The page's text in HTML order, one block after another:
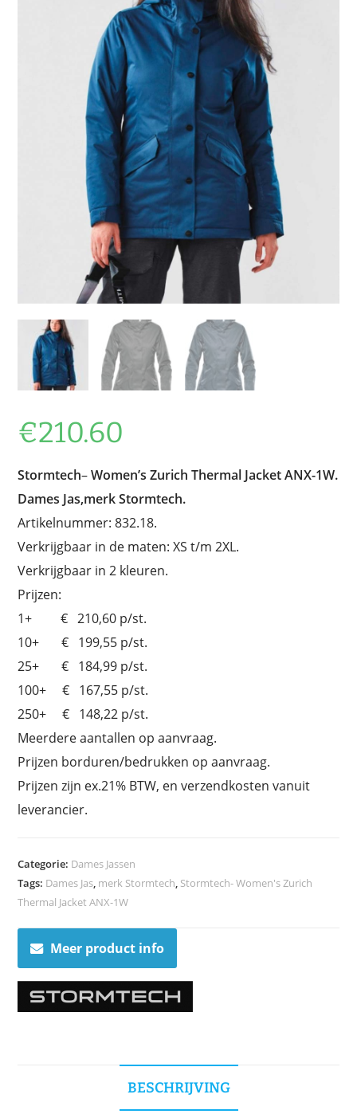
€210.60
Stormtech–Women’s Zurich Thermal Jacket ANX-1W.
Dames Jas,merk Stormtech.
Artikelnummer: 832.18.
Verkrijgbaar in de maten: XS t/m 2XL.
Verkrijgbaar in 2 kleuren.
Prijzen:
1+ € 210,60 p/st.
10+ € 199,55 p/st.
25+ € 184,99 p/st.
100+ € 167,55 p/st.
250+ € 148,22 p/st.
Meerdere aantallen op aanvraag.
Prijzen borduren/bedrukken op aanvraag.
Prijzen zijn ex.21% BTW, en verzendkosten vanuit
leverancier.
Categorie: Dames Jassen
Tags: Dames Jas, merk Stormtech, Stormtech- Women's Zurich
Thermal Jacket ANX-1W
Meer product info
BESCHRIJVING